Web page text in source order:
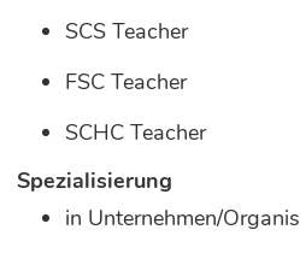
SCS Teacher
FSC Teacher
SCHC Teacher
Spezialisierung
in Unternehmen/